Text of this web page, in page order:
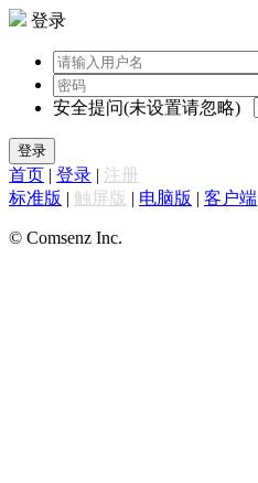
登录
安全提问(未设置请忽略)
登录
首页 | 登录 | 注册
标准版 | 触屏版 | 电脑版 | 客户端
© Comsenz Inc.